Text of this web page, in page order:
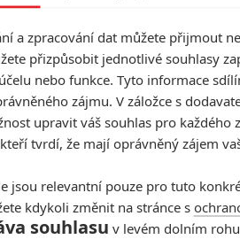
0
ani nemože doufám
0
Ještě škoda, že nevyšel ten Lobo
film/264179…
a zpracování dat můžete přijmout
přizpůsobit jednotlivé souhlasy
nebo funkce. Tyto informace
zájmu. V záložce s
upravit váš souhlas pro
tvrdí, že mají oprávněný zájem
jsou relevantní pouze pro tuto
kdykoli změnit na stránce s
souhlasu v levém dolním